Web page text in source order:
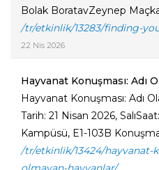
Bolak BoratavZeynep
/tr/etkinlik/13283/finding-
22 Nis 2026
Hayvanat Konuşması: Adı
Hayvanat Konuşması: Adı
Tarih: 21 Nisan 2026,
Kampüsü, E1-103B
/tr/etkinlik/13424/hayvanat-